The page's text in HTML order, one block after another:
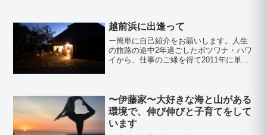
か？自然の多い所で子育てがしたいと思
っていた...
越前浜に出逢って
ー簡単に自己紹介をお願いします。人生
の旅路の途中2年過ごしたボツワナ・ハワ
イから、仕事のご縁を得て2011年に単身
を発表することを目標...
〜伊藤家〜大好きな海と山がある
環境で、伸び伸びと子育てをして
います